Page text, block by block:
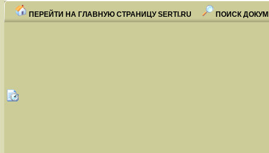
ПЕРЕЙТИ НА ГЛАВНУЮ СТРАНИЦУ SERTI.RU ПОИСК